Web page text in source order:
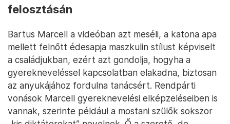
felosztásán
Bartus Marcell a videóban azt meséli, a katona apa
mellett felnőtt édesapja maszkulin stílust képviselt
a családjukban, ezért azt gondolja, hogyha a
gyerekneveléssel kapcsolatban elakadna, biztosan
az anyukájához fordulna tanácsért. Rendpárti
vonások Marcell gyereknevelési elképzeléseiben is
vannak, szerinte például a mostani szülők sokszor